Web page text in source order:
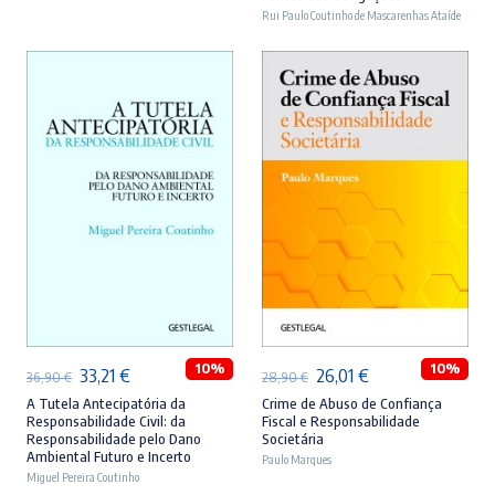
Rui Paulo Coutinho de Mascarenhas Ataíde
36,90€ O
preço
original
era:
33,21 €O
preço
atual
é:
10%
A Tutela Antecipatória da
Responsabilidade Civil: da
Responsabilidade pelo Dano
Ambiental Futuro e Incerto
Miguel Pereira Coutinho
ADICIONAR
28,90€ O
preço
original
era:
26,01 €O
preço
atual
10%
Crime de Abuso de Confiança
Fiscal e Responsabilidade
Societária
Paulo Marques